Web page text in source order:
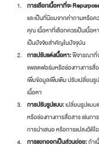
การเลือกเนื้อหาที่จะ
และเป็นที่นิยมจากคำถามหรือ
คุณ เนื้อหาที่เลือกควรเป็นเนื้อ
เป็นปัจจัยสำคัญในปัจจุบัน
การปรับแต่งเนื้อหา: พิจารณาที่จ
แพลตฟอร์มหรือช่องทางการสื่
เพิ่มข้อมูลเพิ่มเติม ปรับเปลี่ยน
เนื้อหา
การปรับรูปแบบ: เปลี่ยนรูปแบบ
หรือช่องทางการสื่อสาร เช่นกา
การนำเสนอ หรือการแปลงวิดี
การแยกออกเป็นส่วนย่อย: ถ้า